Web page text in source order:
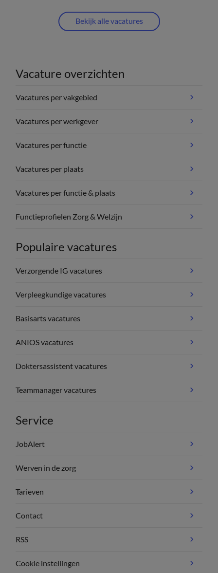
Bekijk alle vacatures
Vacature overzichten
Vacatures per vakgebied
Vacatures per werkgever
Vacatures per functie
Vacatures per plaats
Vacatures per functie & plaats
Functieprofielen Zorg & Welzijn
Populaire vacatures
Verzorgende IG vacatures
Verpleegkundige vacatures
Basisarts vacatures
ANIOS vacatures
Doktersassistent vacatures
Teammanager vacatures
Service
JobAlert
Werven in de zorg
Tarieven
Contact
RSS
Cookie instellingen